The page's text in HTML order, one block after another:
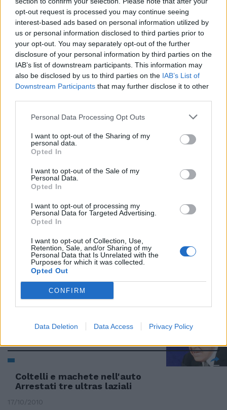
opt-out request is processed you may continue seeing
interest-based ads based on personal information utilized by
us or personal information disclosed to third parties prior to
your opt-out. You may separately opt-out of the further
disclosure of your personal information by third parties on the
IAB’s list of downstream participants. This information may
also be disclosed by us to third parties on the IAB’s List of
Downstream Participants that may further disclose it to other
Personal Data Processing Opt Outs
I want to opt-out of the Sharing of my
personal data.
Opted In
I want to opt-out of the Sale of my
Personal Data.
Opted In
I want to opt-out of processing my
Personal Data for Targeted Advertising.
Opted In
I want to opt-out of Collection, Use,
Retention, Sale, and/or Sharing of my
Personal Data that Is Unrelated with the
Purposes for which it was collected.
Opted Out
CONFIRM
Data Deletion Data Access Privacy Policy
Rissa, sangue e coltelli Muore in
ambulanza
27/11/2011
Calderoli avverte Tosi: «No ai
25/09/2011
Bossi-Maroni diventano fratelli
coltelli
26/06/2011
Fratelli coltelli in Superbike
27/03/2011
20/02/2011
Coltelli e machete nell'auto
Arrestati tre ultras laziali
17/10/2010